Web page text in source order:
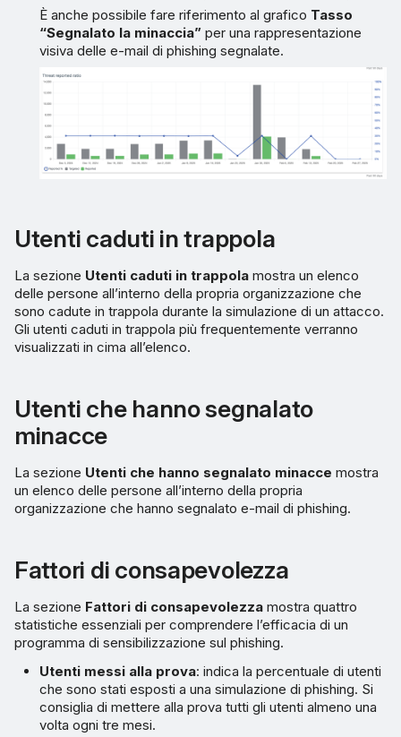
È anche possibile fare riferimento al grafico Tasso
“Segnalato la minaccia” per una rappresentazione
visiva delle e-mail di phishing segnalate.
Utenti caduti in trappola
La sezione Utenti caduti in trappola mostra un elenco
delle persone all’interno della propria organizzazione che
sono cadute in trappola durante la simulazione di un attacco.
Gli utenti caduti in trappola più frequentemente verranno
visualizzati in cima all’elenco.
Utenti che hanno segnalato
minacce
La sezione Utenti che hanno segnalato minacce mostra
un elenco delle persone all’interno della propria
organizzazione che hanno segnalato e-mail di phishing.
Fattori di consapevolezza
La sezione Fattori di consapevolezza mostra quattro
statistiche essenziali per comprendere l’efficacia di un
programma di sensibilizzazione sul phishing.
Utenti messi alla prova: indica la percentuale di utenti
che sono stati esposti a una simulazione di phishing. Si
consiglia di mettere alla prova tutti gli utenti almeno una
volta ogni tre mesi.